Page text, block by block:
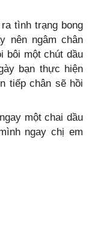
tình trạng bong
nên ngâm chân
bôi một chút dầu
bạn thực hiện
tiếp chân sẽ hồi
một chai dầu
ngay chị em